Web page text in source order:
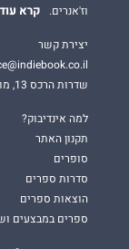
וז'אנרים.
קרא עוד
יצירת קשר
שדרות הרכס 13, מודיעין
למה אינדיבוק?
תקנון האתר
סופרים
סדרות ספרים
הוצאות ספרים
ספרים במבצעים